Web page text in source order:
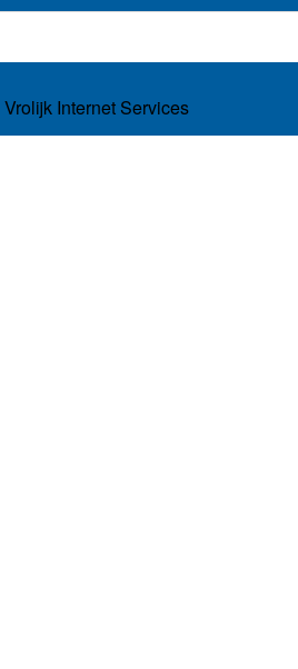
Vrolijk Internet Services